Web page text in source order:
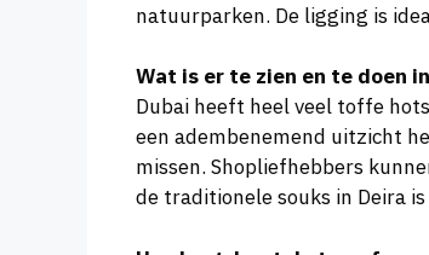
natuurparken. De ligging is
Wat is er te zien en te doen
Dubai heeft heel veel toffe
een adembenemend uitzicht
missen. Shopliefhebbers
de traditionele souks in Deira